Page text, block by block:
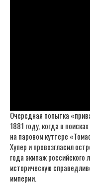
Очередная попытка
1881 году, когда в
на паровом куттере
Хупер и провозгласил
года экипаж российского
историческую
империи.